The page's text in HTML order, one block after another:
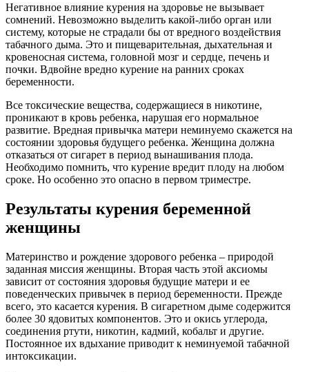
Негативное влияние курения на здоровье не вызывает
сомнений. Невозможно выделить какой-либо орган или
систему, которые не страдали бы от вредного воздействия
табачного дыма. Это и пищеварительная, дыхательная и
кровеносная система, головной мозг и сердце, печень и
почки. Вдвойне вредно курение на ранних сроках
беременности.
Все токсические вещества, содержащиеся в никотине,
проникают в кровь ребенка, нарушая его нормальное
развитие. Вредная привычка матери неминуемо скажется на
состоянии здоровья будущего ребенка. Женщина должна
отказаться от сигарет в период вынашивания плода.
Необходимо помнить, что курение вредит плоду на любом
сроке. Но особенно это опасно в первом триместре.
Результаты курения беременной
женщины
Материнство и рождение здорового ребенка – природой
заданная миссия женщины. Вторая часть этой аксиомы
зависит от состояния здоровья будущие матери и ее
поведенческих привычек в период беременности. Прежде
всего, это касается курения. В сигаретном дыме содержится
более 30 ядовитых компонентов. Это и окись углерода,
соединения ртути, никотин, кадмий, кобальт и другие.
Постоянное их вдыхание приводит к неминуемой табачной
интоксикации.